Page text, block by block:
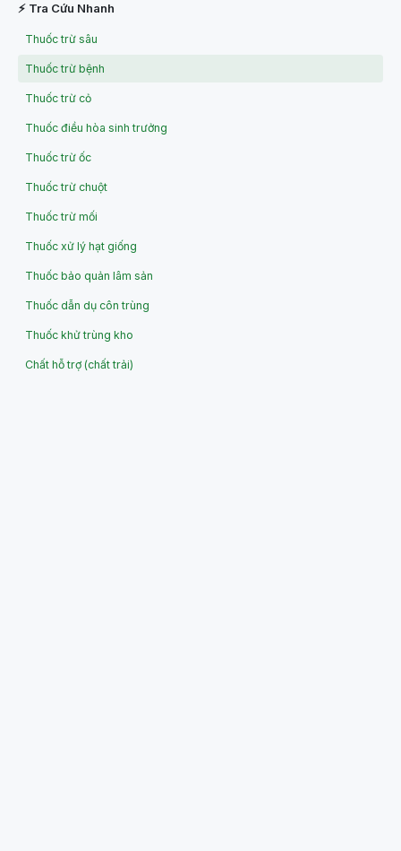
⚡ Tra Cứu Nhanh
Thuốc trừ sâu
Thuốc trừ bệnh
Thuốc trừ cỏ
Thuốc điều hòa sinh trưởng
Thuốc trừ ốc
Thuốc trừ chuột
Thuốc trừ mối
Thuốc xử lý hạt giống
Thuốc bảo quản lâm sản
Thuốc dẫn dụ côn trùng
Thuốc khử trùng kho
Chất hỗ trợ (chất trải)